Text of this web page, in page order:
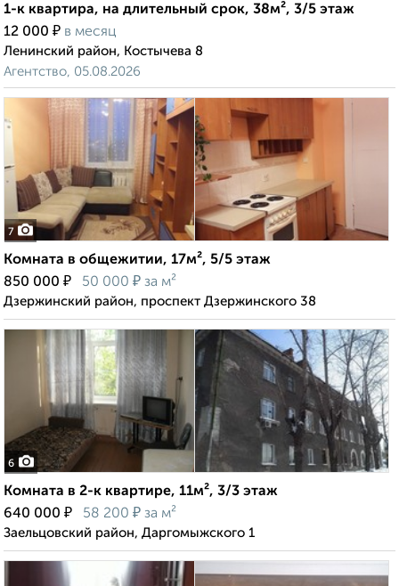
1-к квартира, на длительный срок, 38м², 3/5 этаж
12 000 ₽ в месяц
Ленинский район, Костычева 8
Агентство, 05.08.2026
7
Комната в общежитии, 17м², 5/5 этаж
850 000 ₽ 50 000 ₽ за м²
Дзержинский район, проспект Дзержинского 38
6
Комната в 2-к квартире, 11м², 3/3 этаж
640 000 ₽ 58 200 ₽ за м²
Заельцовский район, Даргомыжского 1